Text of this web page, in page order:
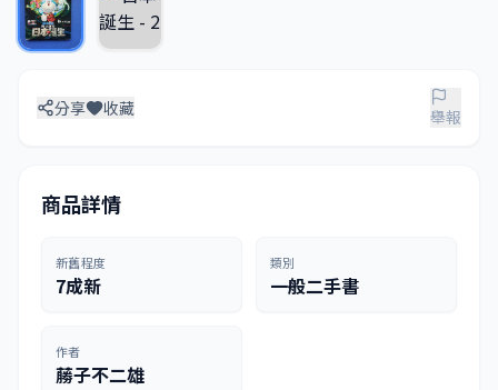
分享 收藏 舉報
商品詳情
新舊程度
7成新
類別
一般二手書
作者
蕂子不二雄